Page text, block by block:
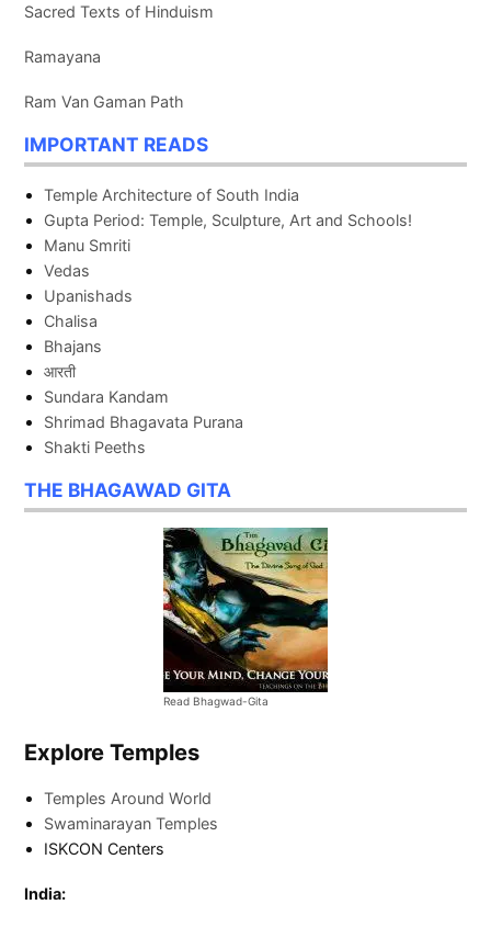
Sacred Texts of Hinduism
Ramayana
Ram Van Gaman Path
IMPORTANT READS
Temple Architecture of South India
Gupta Period: Temple, Sculpture, Art and Schools!
Manu Smriti
Vedas
Upanishads
Chalisa
Bhajans
आरती
Sundara Kandam
Shrimad Bhagavata Purana
Shakti Peeths
THE BHAGAWAD GITA
Read Bhagwad-Gita
Explore Temples
Temples Around World
Swaminarayan Temples
ISKCON Centers
India: